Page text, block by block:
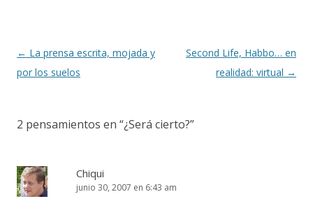
Navegación
de
← La prensa escrita, mojada y
por los suelos
Second Life, Habbo… en
realidad: virtual →
2 pensamientos en “¿Será cierto?”
Chiqui
junio 30, 2007 en 6:43 am